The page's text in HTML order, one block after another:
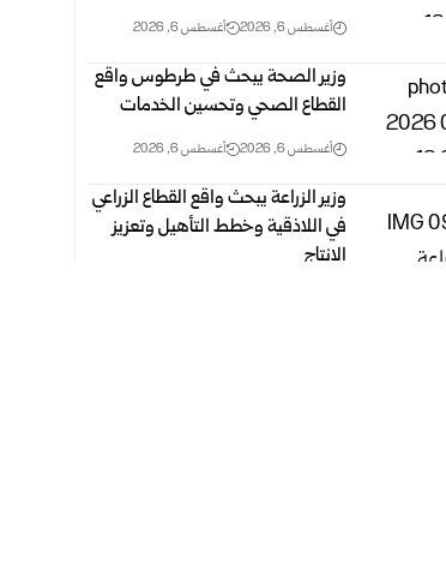
أغسطس 6, 2026 أغسطس 6, 2026
وزير الصحة يبحث في طرطوس واقع
القطاع الصحي وتحسين الخدمات
أغسطس 6, 2026 أغسطس 6, 2026
وزير الزراعة يبحث واقع القطاع الزراعي
في اللاذقية وخطط التأهيل وتعزيز
الإنتاج